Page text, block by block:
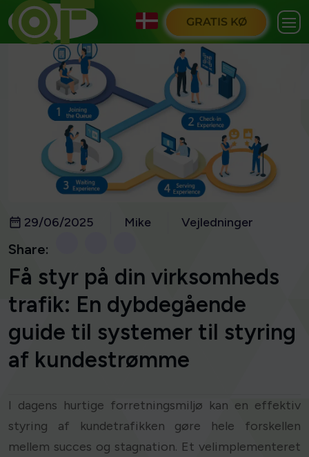
GRATIS KØ
29/06/2025 Mike Vejledninger
Share:
Få styr på din virksomheds
trafik: En dybdegående
guide til systemer til styring
af kundestrømme
I dagens hurtige forretningsmiljø kan en effektiv
styring af kundetrafikken gøre hele forskellen
mellem succes og stagnation. Et velimplementeret